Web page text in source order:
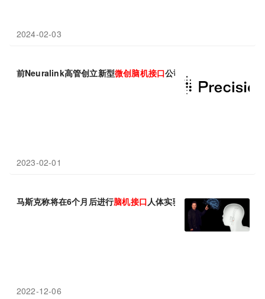
2024-02-03
前Neuralink高管创立新型微创脑机接口公司，完成超5000万美元
2023-02-01
马斯克称将在6个月后进行脑机接口人体实验，自己也将植入
2022-12-06